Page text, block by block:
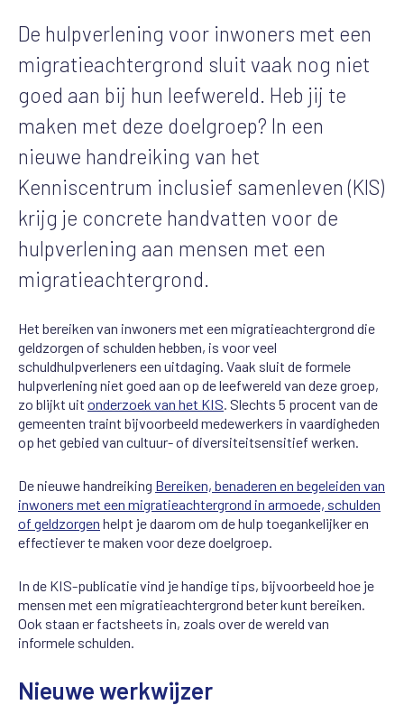
De hulpverlening voor inwoners met een
migratieachtergrond sluit vaak nog niet
goed aan bij hun leefwereld. Heb jij te
maken met deze doelgroep? In een
nieuwe handreiking van het
Kenniscentrum inclusief samenleven (KIS)
krijg je concrete handvatten voor de
hulpverlening aan mensen met een
migratieachtergrond.
Het bereiken van inwoners met een migratieachtergrond die
geldzorgen of schulden hebben, is voor veel
schuldhulpverleners een uitdaging. Vaak sluit de formele
hulpverlening niet goed aan op de leefwereld van deze groep,
zo blijkt uit onderzoek van het KIS Slechts 5 procent van de
gemeenten traint bijvoorbeeld medewerkers in vaardigheden
op het gebied van cultuur- of diversiteitsensitief werken.
De nieuwe handreiking Bereiken, benaderen en begeleiden van
inwoners met een migratieachtergrond in armoede, schulden
of geldzorgen helpt je daarom om de hulp toegankelijker en
effectiever te maken voor deze doelgroep.
In de KIS-publicatie vind je handige tips, bijvoorbeeld hoe je
mensen met een migratieachtergrond beter kunt bereiken.
Ook staan er factsheets in, zoals over de wereld van
informele schulden.
Nieuwe werkwijzer